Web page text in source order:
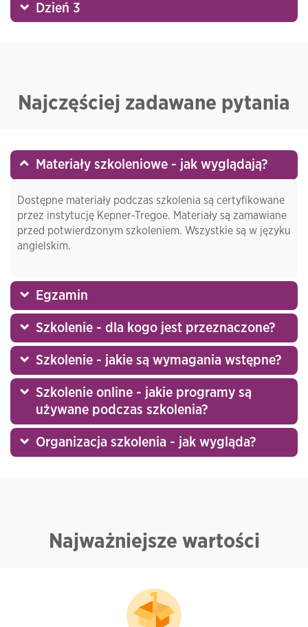
Dzień 3
Najczęściej zadawane pytania
Materiały szkoleniowe - jak wyglądają?
Dostępne materiały podczas szkolenia są certyfikowane
przez instytucję Kepner-Tregoe. Materiały są zamawiane
przed potwierdzonym szkoleniem. Wszystkie są w języku
angielskim.
Egzamin
Szkolenie - dla kogo jest przeznaczone?
Szkolenie - jakie są wymagania wstępne?
Szkolenie online - jakie programy są
używane podczas szkolenia?
Organizacja szkolenia - jak wygląda?
Najważniejsze wartości